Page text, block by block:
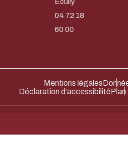
04 72 18
60 00
Mentions légales
Déclaration d’accessibilitéPlan